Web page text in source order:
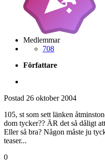
Medlemmar
708
Författare
Postad 26 oktober 2004
105, st som sett länken
dom tycker?? ÄR det så dåligt
Eller så bra? Någon måste ju
teaser...
0